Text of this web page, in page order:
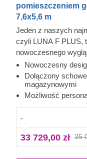
pomieszczeniem
7,6x5,6 m
Jeden z naszych
czyli LUNA F PLUS,
nowoczesnego
Zintegrowany
oddzielne części z
stronach.
ściankami zapewnia
pojazdów,
warunkami
deszczem.
Nowoczesny
Dołączony
magazynowymi
Możliwość
-
33 729,00 zł 35